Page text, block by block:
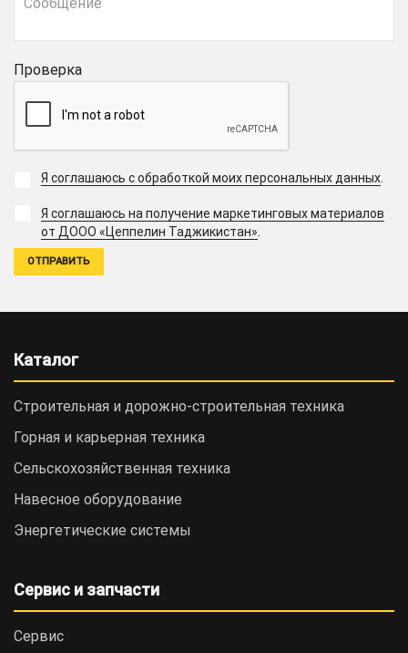
Проверка
Я соглашаюсь с обработкой моих персональных данных.
Я соглашаюсь на получение маркетинговых материалов
от ДООО «Цеппелин Таджикистан».
Каталог
Строительная и дорожно-cтроительная техника
Горная и карьерная техника
Сельскохозяйственная техника
Навесное оборудование
Энергетические системы
Сервис и запчасти
Сервис